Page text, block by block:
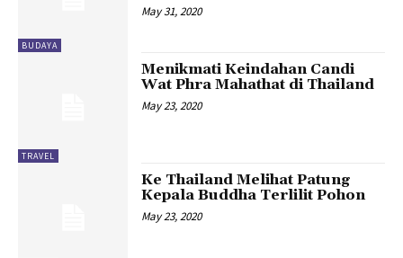
BUDAYA
May 31, 2020
TRAVEL
Menikmati Keindahan Candi
Wat Phra Mahathat di Thailand
May 23, 2020
Ke Thailand Melihat Patung
Kepala Buddha Terlilit Pohon
May 23, 2020